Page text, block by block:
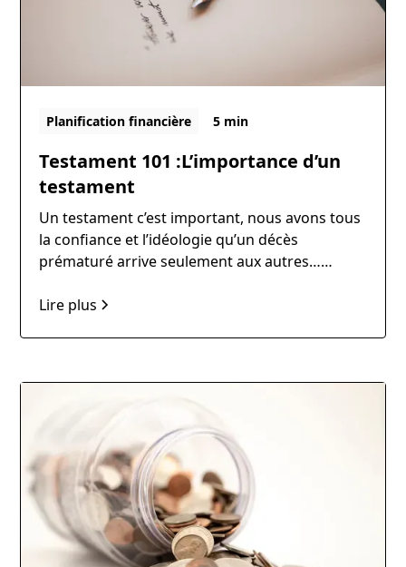
Planification financière 5 min
Testament 101 :L’importance d’un
testament
Un testament c’est important, nous avons tous
la confiance et l’idéologie qu’un décès
prématuré arrive seulement aux autres…
et plus coûteux pour la famille, le notaire,
Lire plus